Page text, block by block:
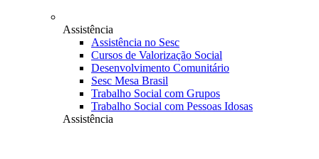
Assistência
Assistência no Sesc
Cursos de Valorização Social
Desenvolvimento Comunitário
Sesc Mesa Brasil
Trabalho Social com Grupos
Trabalho Social com Pessoas Idosas
Assistência